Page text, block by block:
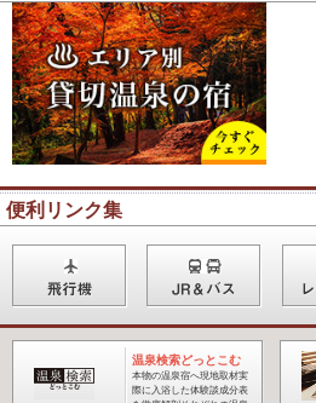
便利リンク集
温泉検索どっとこむ
本物の温泉宿へ現地取材実
際に入浴した体験談成分表